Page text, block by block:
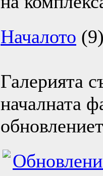
Началото
Галерията
началната